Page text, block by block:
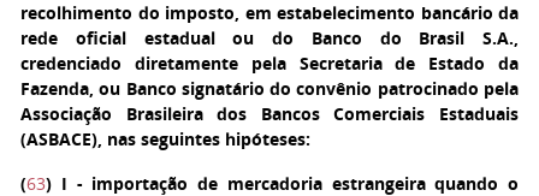
recolhimento do imposto, em estabelecimento bancário da
rede oficial estadual ou do Banco do Brasil S.A.,
credenciado diretamente pela Secretaria de Estado da
Fazenda, ou Banco signatário do convênio patrocinado pela
Associação Brasileira dos Bancos Comerciais Estaduais
(ASBACE), nas seguintes hipóteses:
(63) I - importação de mercadoria estrangeira quando o